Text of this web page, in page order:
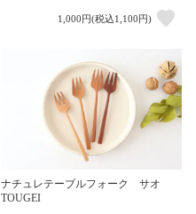
1,000円(税込1,100円)
ナチュレテーブルフォーク サオ
TOUGEI